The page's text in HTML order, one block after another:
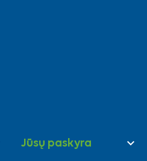
Jūsų paskyra 